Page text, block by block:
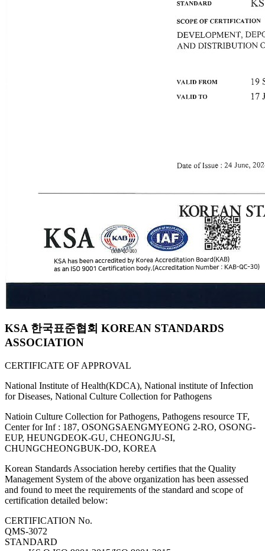
KSA 한국표준협회 KOREAN STANDARDS
ASSOCIATION
CERTIFICATE OF APPROVAL
National Institute of Health(KDCA), National institute of Infection
for Diseases, National Culture Collection for Pathogens
Natioin Culture Collection for Pathogens, Pathogens resource TF,
Center for Inf : 187, OSONGSAENGMYEONG 2-RO, OSONG-
EUP, HEUNGDEOK-GU, CHEONGJU-SI,
CHUNGCHEONGBUK-DO, KOREA
Korean Standards Association hereby certifies that the Quality
Management System of the above organization has been assessed
and found to meet the requirements of the standard and scope of
certification detailed below:
CERTIFICATION No.
QMS-3072
STANDARD